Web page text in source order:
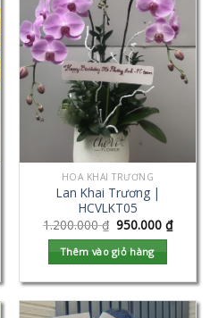
HOA KHAI TRƯƠNG
Lan Khai Trương |
HCVLKT05
1.200.000₫ 950.000₫
Thêm vào giỏ hàng